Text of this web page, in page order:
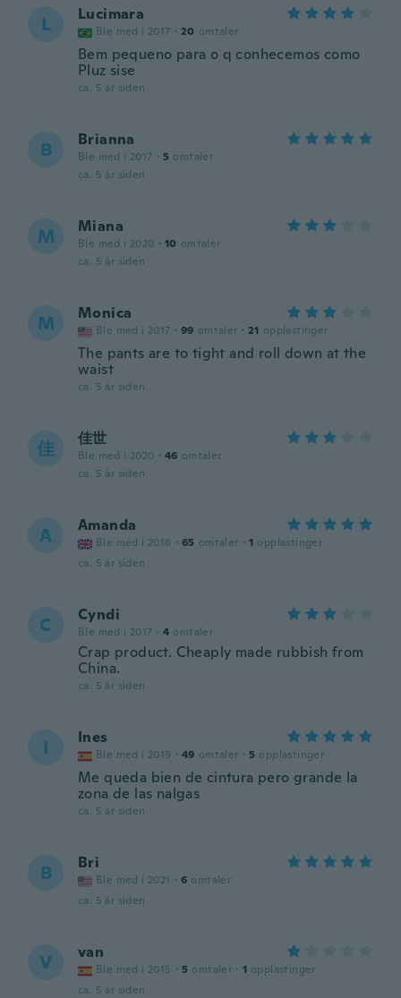
L Lucimara
Ble med i 2017 · 20 omtaler
Bem pequeno para o q conhecemos como
Pluz sise
ca. 5 år siden
B Brianna
Ble med i 2017 · 5 omtaler
ca. 5 år siden
M Miana
Ble med i 2020 · 10 omtaler
ca. 5 år siden
M Monica
Ble med i 2017 · 99 omtaler · 21 opplastinger
The pants are to tight and roll down at the
waist
ca. 5 år siden
佳 佳世
Ble med i 2020 · 46 omtaler
ca. 5 år siden
A Amanda
Ble med i 2018 · 65 omtaler · 1 opplastinger
ca. 5 år siden
C Cyndi
Ble med i 2017 · 4 omtaler
Crap product. Cheaply made rubbish from
China.
ca. 5 år siden
I Ines
Ble med i 2019 · 49 omtaler · 5 opplastinger
Me queda bien de cintura pero grande la
zona de las nalgas
ca. 5 år siden
B Bri
Ble med i 2021 · 6 omtaler
ca. 5 år siden
V van
Ble med i 2015 · 5 omtaler · 1 opplastinger
ca. 5 år siden